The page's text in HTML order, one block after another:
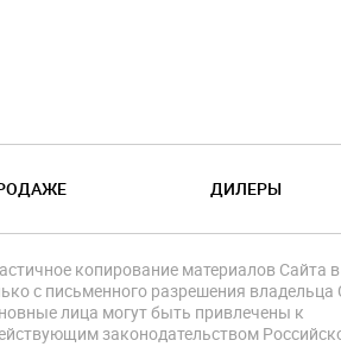
ДИЛЕРЫ
копирование материалов Сайта в
с письменного разрешения владельца
лица могут быть привлечены к
законодательством